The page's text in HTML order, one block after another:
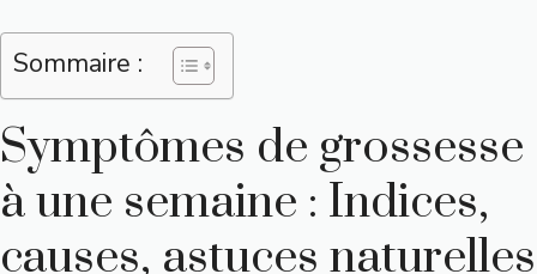
Sommaire :
Symptômes de grossesse
à une semaine : Indices,
causes, astuces naturelles